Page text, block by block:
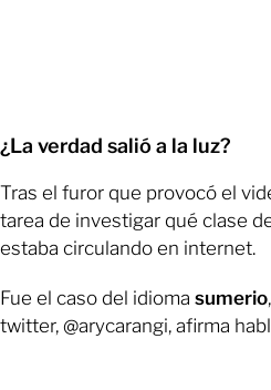
¿La verdad salió a la luz?
Tras el furor que provocó el
tarea de investigar qué clase
estaba circulando en internet.
Fue el caso del idioma sumerio
twitter, @arycarangi, afirma